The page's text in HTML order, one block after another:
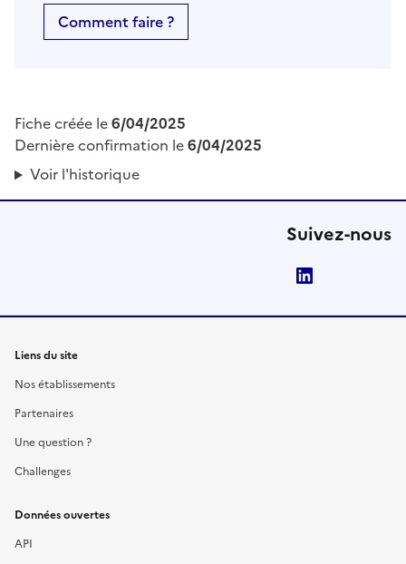
Comment faire ?
Fiche créée le6/04/2025
Dernière confirmation le6/04/2025
Voir l'historique
Suivez-nous
Liens du site
Nos établissements
Partenaires
Une question ?
Challenges
Données ouvertes
API